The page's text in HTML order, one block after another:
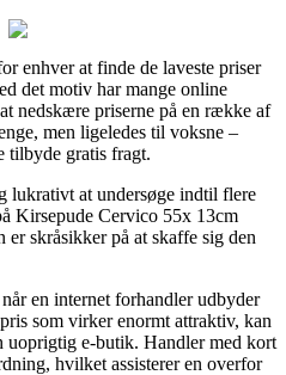
enhver at finde de laveste priser
det motiv har mange online
nedskære priserne på en række af
men ligeledes til voksne –
tilbyde gratis fragt.
lukrativt at undersøge indtil flere
Kirsepude Cervico 55x 13cm
er skråsikker på at skaffe sig den
en internet forhandler udbyder
som virker enormt attraktiv, kan
uoprigtig e-butik. Handler med kort
hvilket assisterer en overfor